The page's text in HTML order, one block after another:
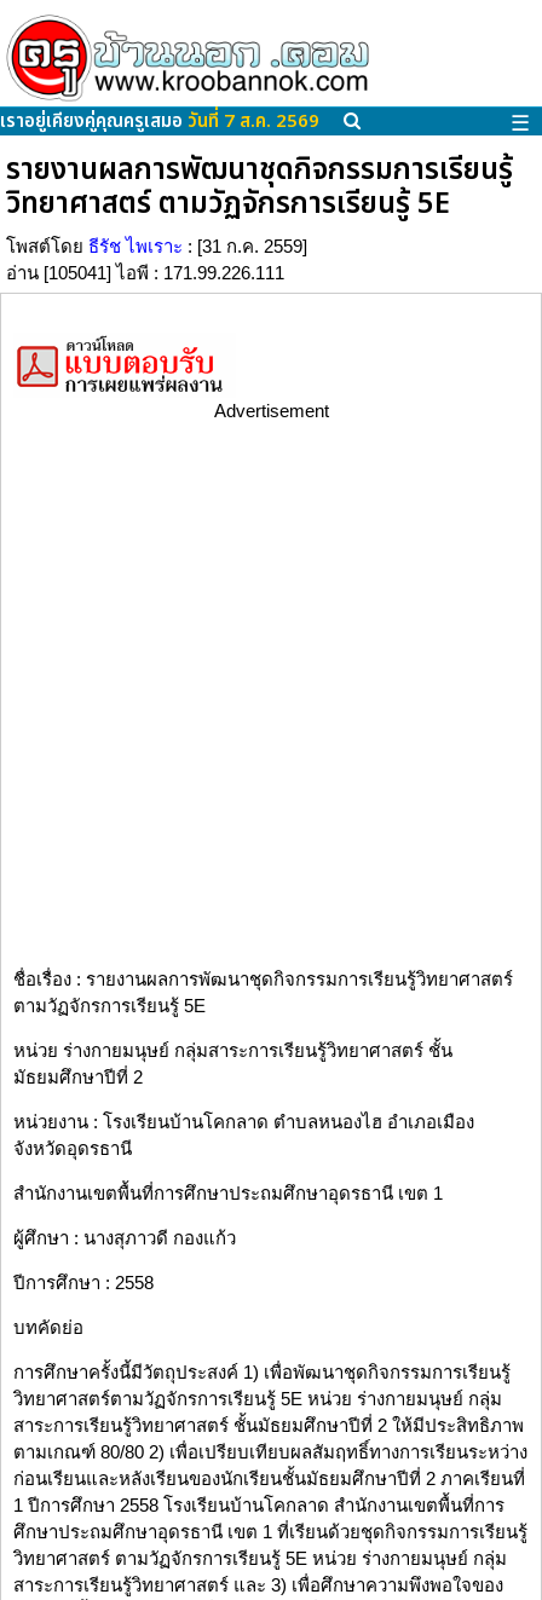
เราอยู่เคียงคู่คุณครูเสมอ วันที่ 7 ส.ค. 2569 ☰
รายงานผลการพัฒนาชุดกิจกรรมการเรียนรู้
วิทยาศาสตร์ ตามวัฏจักรการเรียนรู้ 5E
โพสต์โดย ธีรัช ไพเราะ : [31 ก.ค. 2559]
อ่าน [105041] ไอพี : 171.99.226.111
Advertisement
ชื่อเรื่อง : รายงานผลการพัฒนาชุดกิจกรรมการเรียนรู้วิทยาศาสตร์
ตามวัฏจักรการเรียนรู้ 5E
หน่วย ร่างกายมนุษย์ กลุ่มสาระการเรียนรู้วิทยาศาสตร์ ชั้น
มัธยมศึกษาปีที่ 2
หน่วยงาน : โรงเรียนบ้านโคกลาด ตำบลหนองไฮ อำเภอเมือง
จังหวัดอุดรธานี
สำนักงานเขตพื้นที่การศึกษาประถมศึกษาอุดรธานี เขต 1
ผู้ศึกษา : นางสุภาวดี กองแก้ว
ปีการศึกษา : 2558
บทคัดย่อ
การศึกษาครั้งนี้มีวัตถุประสงค์ 1) เพื่อพัฒนาชุดกิจกรรมการเรียนรู้
วิทยาศาสตร์ตามวัฏจักรการเรียนรู้ 5E หน่วย ร่างกายมนุษย์ กลุ่ม
สาระการเรียนรู้วิทยาศาสตร์ ชั้นมัธยมศึกษาปีที่ 2 ให้มีประสิทธิภาพ
ตามเกณฑ์ 80/80 2) เพื่อเปรียบเทียบผลสัมฤทธิ์ทางการเรียนระหว่าง
ก่อนเรียนและหลังเรียนของนักเรียนชั้นมัธยมศึกษาปีที่ 2 ภาคเรียนที่
1 ปีการศึกษา 2558 โรงเรียนบ้านโคกลาด สำนักงานเขตพื้นที่การ
ศึกษาประถมศึกษาอุดรธานี เขต 1 ที่เรียนด้วยชุดกิจกรรมการเรียนรู้
วิทยาศาสตร์ ตามวัฏจักรการเรียนรู้ 5E หน่วย ร่างกายมนุษย์ กลุ่ม
สาระการเรียนรู้วิทยาศาสตร์ และ 3) เพื่อศึกษาความพึงพอใจของ